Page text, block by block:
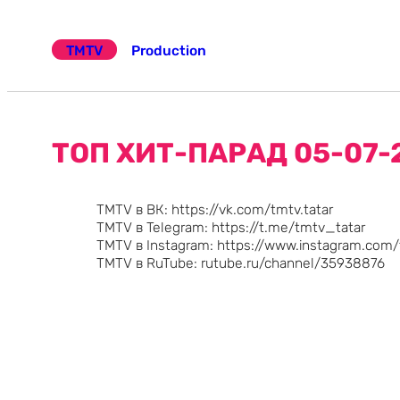
TMTV
Production
ТОП ХИТ-ПАРАД 05-07-
TMTV в ВК: https://vk.com/tmtv.tatar
TMTV в Telegram: https://t.me/tmtv_tatar
TMTV в Instagram: https://
TMTV в RuTube: rutube.ru/channel/35938876